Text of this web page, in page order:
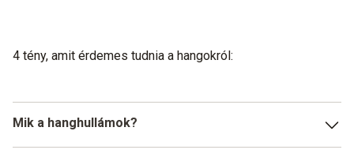
4 tény, amit érdemes tudnia a hangokról:
Mik a hanghullámok?